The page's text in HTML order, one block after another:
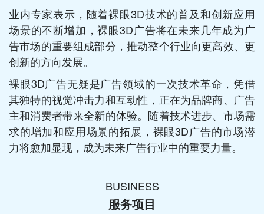
业内专家表示，随着裸眼3D技术的普及和创新应用
场景的不断增加，裸眼3D广告将在未来几年成为广
告市场的重要组成部分，推动整个行业向更高效、更
创新的方向发展。
裸眼3D广告无疑是广告领域的一次技术革命，凭借
其独特的视觉冲击力和互动性，正在为品牌商、广告
主和消费者带来全新的体验。随着技术进步、市场需
求的增加和应用场景的拓展，裸眼3D广告的市场潜
力将愈加显现，成为未来广告行业中的重要力量。
BUSINESS
服务项目